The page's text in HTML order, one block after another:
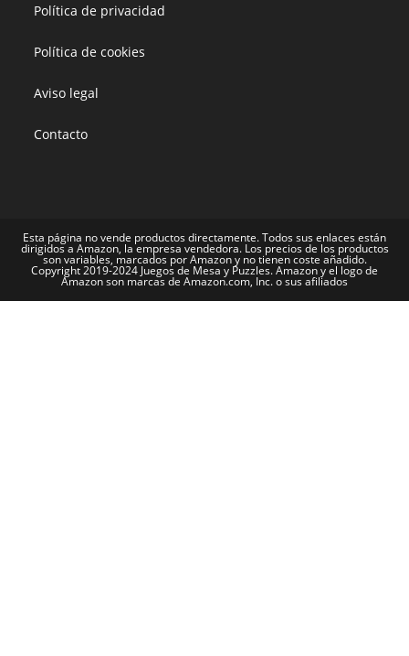
Política de privacidad
Política de cookies
Aviso legal
Contacto
Esta página no vende productos directamente. Todos sus enlaces están
dirigidos a Amazon, la empresa vendedora. Los precios de los productos
son variables, marcados por Amazon y no tienen coste añadido.
Copyright 2019-2024 Juegos de Mesa y Puzzles. Amazon y el logo de
Amazon son marcas de Amazon.com, Inc. o sus afiliados